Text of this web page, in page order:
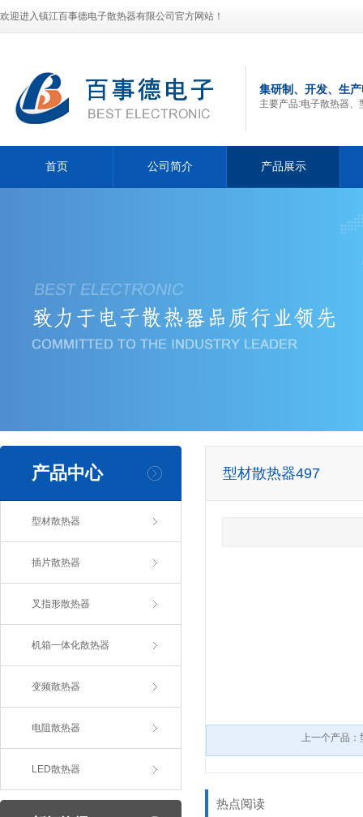
欢迎进入镇江百事德电子散热器有限公司官方网站！
集研制、开发、生
主要产品:电子散热器
首页 公司简介 产品展示
产品中心
型材散热器
插片散热器
叉指形散热器
机箱一体化散热器
变频散热器
电阻散热器
LED散热器
型材散热器497
上一个产品：
热点阅读